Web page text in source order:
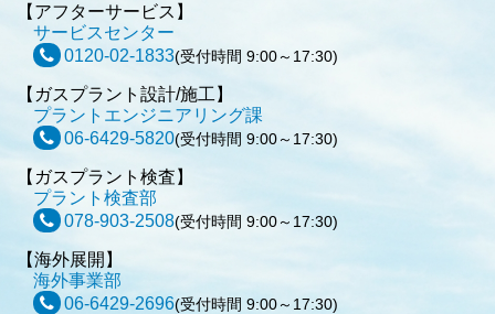
【アフターサービス】
サービスセンター
0120-02-1833(受付時間 9:00～17:30)
【ガスプラント設計/施工】
プラントエンジニアリング課
06-6429-5820(受付時間 9:00～17:30)
【ガスプラント検査】
プラント検査部
078-903-2508(受付時間 9:00～17:30)
【海外展開】
海外事業部
06-6429-2696(受付時間 9:00～17:30)